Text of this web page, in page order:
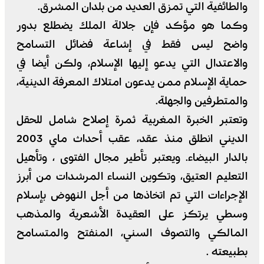
والطائفية التي تمزق العديد من بلدان المشرق.
وكما هو مؤكد فإن جلالة الملك يضطلع بدور
واضح ليس فقط في إشاعة فضائل التسامح
والاعتدال التي يدعو إليها الإسلام، ولكن أيضا في
حماية الإسلام ممن يدعون امتلاك المعرفة الدينية،
والمتطرفين والجهلة.
وتعتبر الخبرة المغربية ثمرة إصلاح شامل للحقل
الديني انطلق منذ عقد، عقب أحداث ماي 2003
بالدار البيضاء. ويعتبر تأطير مجال الفتوى ، وتأهيل
التعليم العتيق، وتكوين النساء المرشدات من أبرز
الإجراءات التي تم اتخاذها من أجل النهوض بإسلام
وسطي يرتكز على العقيدة الأشعرية والمذهب
المالكي والتصوف السني، المنفتح والمتسامح
بطبيعته .